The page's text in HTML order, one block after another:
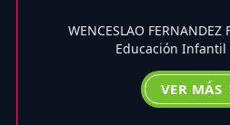
WENCESLAO
Educación Infantil
VER MÁS